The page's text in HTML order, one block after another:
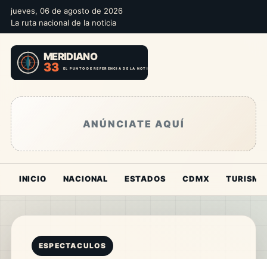
jueves, 06 de agosto de 2026
La ruta nacional de la noticia
ANÚNCIATE AQUÍ
INICIO NACIONAL ESTADOS CDMX TURISMO
ESPECTACULOS